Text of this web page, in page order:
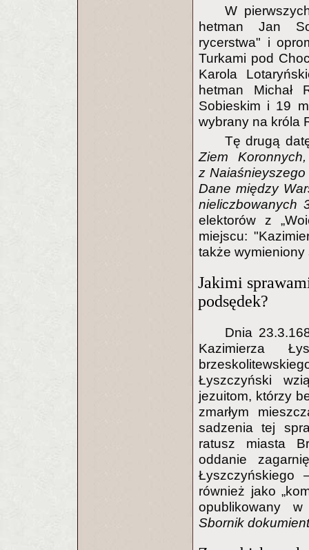
W
hetman Jan
rycerstwa" i
Turkami pod
Karola
hetman Michał
Sobieskim i 19
wybrany na króla
Tę drugą
Ziem
z
Dane między
nieliczbowanych
elektorów z
miejscu:
także
Jakimi
podsędek?
Dnia
Kazimierza
Łyszczyński
jezuitom, którzy
zmarłym
sadzenia tej
ratusz miasta
oddanie
również jako
opublikowany
Sbornik